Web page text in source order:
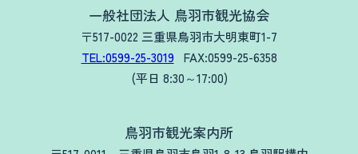
一般社団法人 鳥羽市観光協会
〒517-0022 三重県鳥羽市大明東町1-7
TEL:0599-25-3019
FAX:0599-25-6358
(平日 8:30～17:00)
鳥羽市観光案内所